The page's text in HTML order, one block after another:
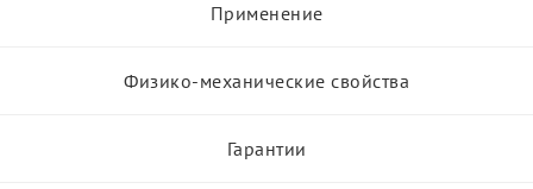
Применение
Физико-механические свойства
Гарантии